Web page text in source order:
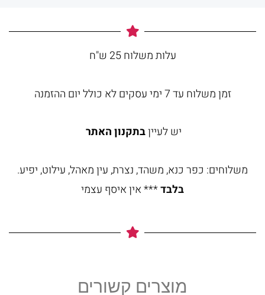
עלות משלוח 25 ש"ח
זמן משלוח עד 7 ימי עסקים לא כולל יום ההזמנה
יש לעייןבתקנון האתר
משלוחים: כפר כנא, משהד, נצרת, עין מאהל, עילוט, יפיע.
בלבד*** אין איסף עצמי
מוצרים קשורים